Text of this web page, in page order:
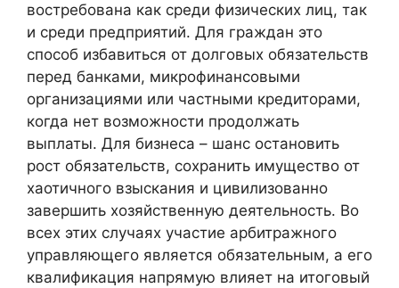
востребована как среди физических лиц, так
и среди предприятий. Для граждан это
способ избавиться от долговых обязательств
перед банками, микрофинансовыми
организациями или частными кредиторами,
когда нет возможности продолжать
выплаты. Для бизнеса – шанс остановить
рост обязательств, сохранить имущество от
хаотичного взыскания и цивилизованно
завершить хозяйственную деятельность. Во
всех этих случаях участие арбитражного
управляющего является обязательным, а его
квалификация напрямую влияет на итоговый